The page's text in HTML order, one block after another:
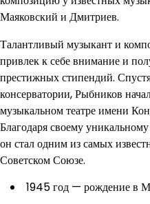
Маяковский и Дмитриев.
Талантливый музыкант и
привлек к себе внимание и
престижных стипендий.
консерватории, Рыбников
музыкальном театре имени
Благодаря своему
он стал одним из самых
Советском Союзе.
1945 год — рождение в